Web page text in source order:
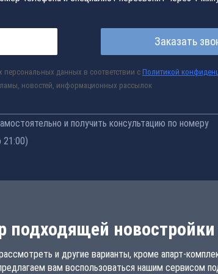
Заказать
персональных данных в соответствии с Политикой
новостей, информационных рассылок
и получить консультацию по номеру
21:00)
подходящей новостройки
и другие варианты, кроме апарт-
вам воспользоваться нашим сервисом